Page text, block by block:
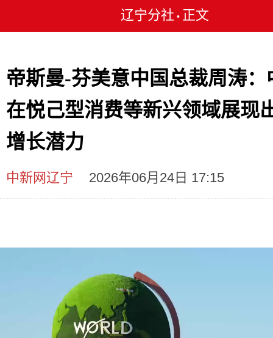
辽宁分社 • 正文
帝斯曼-芬美意中国总裁周涛：
在悦己型消费等新兴领域展现
增长潜力
中新网辽宁 2026年06月24日 17:15